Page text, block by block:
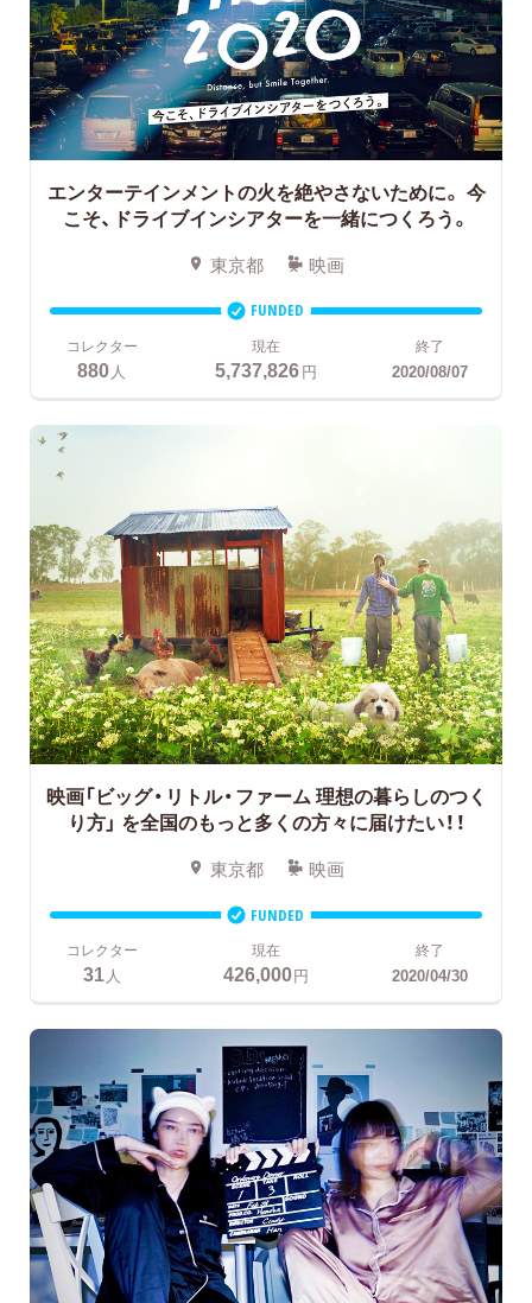
エンターテインメントの火を絶やさないために。 今
こそ、ドライブインシアターを一緒につくろう。
東京都 映画
FUNDED
コレクター
880人
現在
5,737,826円
終了
2020/08/07
映画「ビッグ・リトル・ファーム 理想の暮らしのつく
り方」 を全国のもっと多くの方々に届けたい！！
東京都 映画
FUNDED
コレクター
31人
現在
426,000円
終了
2020/04/30